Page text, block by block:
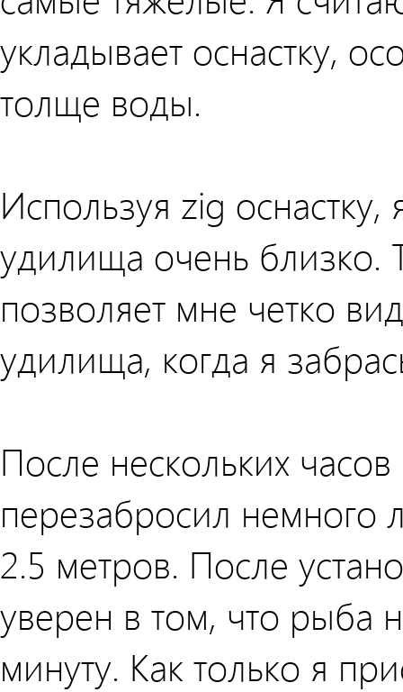
укладывает оснастку,
толще воды.
Используя zig
удилища очень близко.
позволяет мне четко
удилища, когда я
После нескольких
перезабросил немного
2.5 метров. После
уверен в том, что рыба
минуту. Как только я